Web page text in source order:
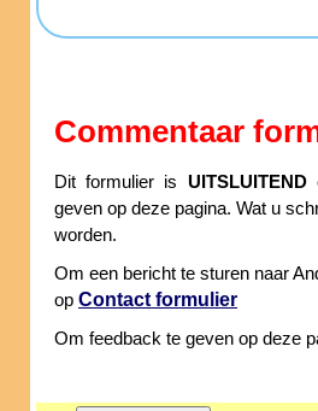
Commentaar
Dit formulier is UITSLUITEND
geven op deze pagina. Wat u
worden.
Om een bericht te sturen naar
op Contact formulier
Om feedback te geven op deze